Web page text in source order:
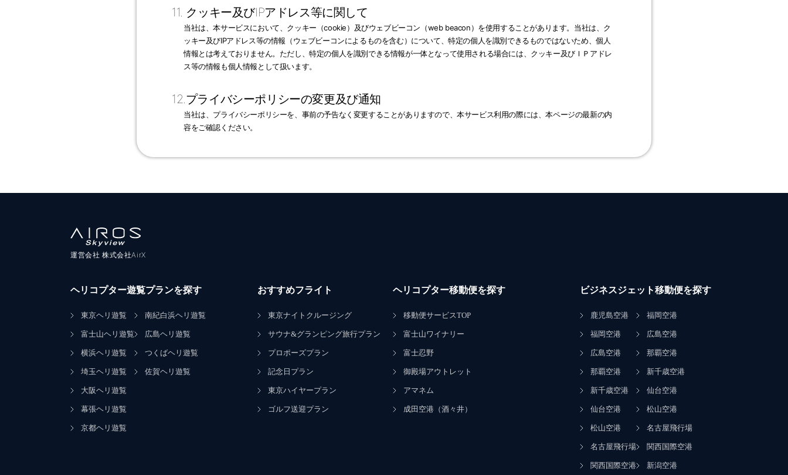
11. クッキー及びIPアドレス等に関して
当社は、本サービスにおいて、クッキー（cookie）及びウェブビーコン（web beacon）を使用することがあります。当社は、ク
ッキー及びIPアドレス等の情報（ウェブビーコンによるものを含む）について、特定の個人を識別できるものではないため、個人
情報とは考えておりません。ただし、特定の個人を識別できる情報が一体となって使用される場合には、クッキー及びＩＰアドレ
ス等の情報も個人情報として扱います。
12.プライバシーポリシーの変更及び通知
当社は、プライバシーポリシーを、事前の予告なく変更することがありますので、本サービス利用の際には、本ページの最新の内
容をご確認ください。
運営会社 株式会社AirX
ヘリコプター遊覧プランを探す
東京ヘリ遊覧
富士山ヘリ遊覧
横浜ヘリ遊覧
埼玉ヘリ遊覧
大阪ヘリ遊覧
幕張ヘリ遊覧
京都ヘリ遊覧
南紀白浜ヘリ遊覧
広島ヘリ遊覧
つくばヘリ遊覧
佐賀ヘリ遊覧
おすすめフライト
東京ナイトクルージング
サウナ&グランピング旅行プラン
プロポーズプラン
記念日プラン
東京ハイヤープラン
ゴルフ送迎プラン
ヘリコプター移動便を探す
移動便サービスTOP
富士山ワイナリー
富士忍野
御殿場アウトレット
アマネム
成田空港（酒々井）
ビジネスジェット移動便を探す
鹿児島空港
福岡空港
広島空港
那覇空港
新千歳空港
仙台空港
松山空港
名古屋飛行場
関西国際空港
福岡空港
広島空港
那覇空港
新千歳空港
仙台空港
松山空港
名古屋飛行場
関西国際空港
新潟空港